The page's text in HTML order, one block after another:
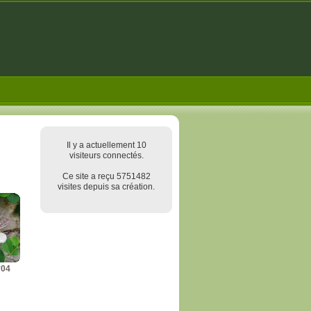
Il y a actuellement 10
visiteurs connectés.
Ce site a reçu 5751482
visites depuis sa création.